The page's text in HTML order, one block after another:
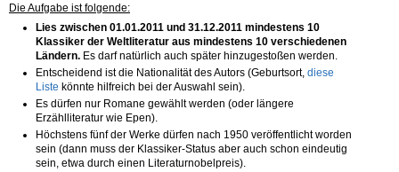
Die Aufgabe ist folgende:
Lies zwischen 01.01.2011 und 31.12.2011 mindestens 10
Klassiker der Weltliteratur aus mindestens 10 verschiedenen
Ländern. Es darf natürlich auch später hinzugestoßen werden.
Entscheidend ist die Nationalität des Autors (Geburtsort, diese
Liste könnte hilfreich bei der Auswahl sein).
Es dürfen nur Romane gewählt werden (oder längere
Erzählliteratur wie Epen).
Höchstens fünf der Werke dürfen nach 1950 veröffentlicht worden
sein (dann muss der Klassiker-Status aber auch schon eindeutig
sein, etwa durch einen Literaturnobelpreis).